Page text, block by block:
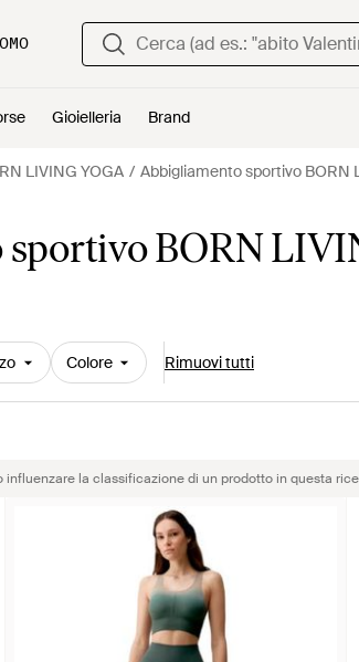
Gioielleria Brand
LIVING YOGA Abbigliamento sportivo BORN
BORN
Colore Rimuovi tutti
la classificazione di un prodotto in questa